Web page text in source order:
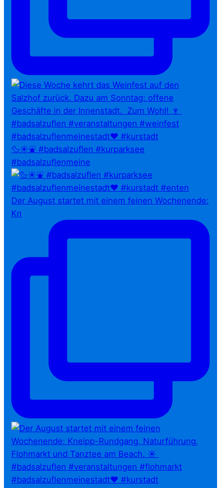
🦆☀️⛲ #badsalzuflen #kurparksee
#badsalzuflenmeine
Der August startet mit einem feinen Wochenende:
Kn